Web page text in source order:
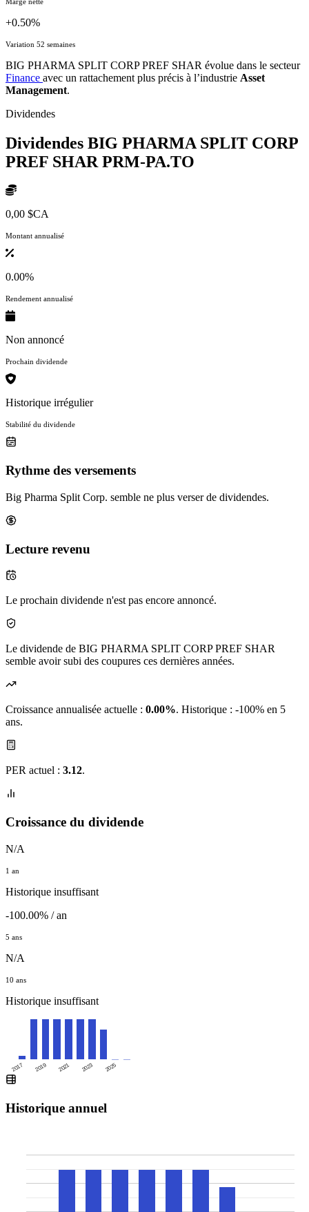
+0.50%
Variation 52 semaines
BIG PHARMA SPLIT CORP PREF SHAR évolue dans le secteur
Finance avec un rattachement plus précis à l’industrie Asset
Management.
Dividendes
Dividendes BIG PHARMA SPLIT CORP
PREF SHAR PRM-PA.TO
0,00 $CA
Montant annualisé
0.00%
Rendement annualisé
Non annoncé
Prochain dividende
Historique irrégulier
Stabilité du dividende
Rythme des versements
Big Pharma Split Corp. semble ne plus verser de dividendes.
Lecture revenu
Le prochain dividende n'est pas encore annoncé.
Le dividende de BIG PHARMA SPLIT CORP PREF SHAR
semble avoir subi des coupures ces dernières années.
Croissance annualisée actuelle : 0.00%. Historique : -100% en 5
ans.
PER actuel : 3.12.
Croissance du dividende
N/A
1 an
Historique insuffisant
-100.00% / an
5 ans
N/A
10 ans
Historique insuffisant
2017 2019 2021 2023 2025
Historique annuel